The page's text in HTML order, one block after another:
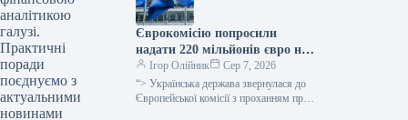
аналітикою
галузі.
Практичні
поради
поєднуємо з
актуальними
новинами
збільшити
Єврокомісію попросили
надати 220 мільйонів євро на
допомогу українським
аграріям через блокування
портів
Ігор Олійник
Сер 7, 2026
“> Українська держава звернулася до
Європейської комісії з проханням про